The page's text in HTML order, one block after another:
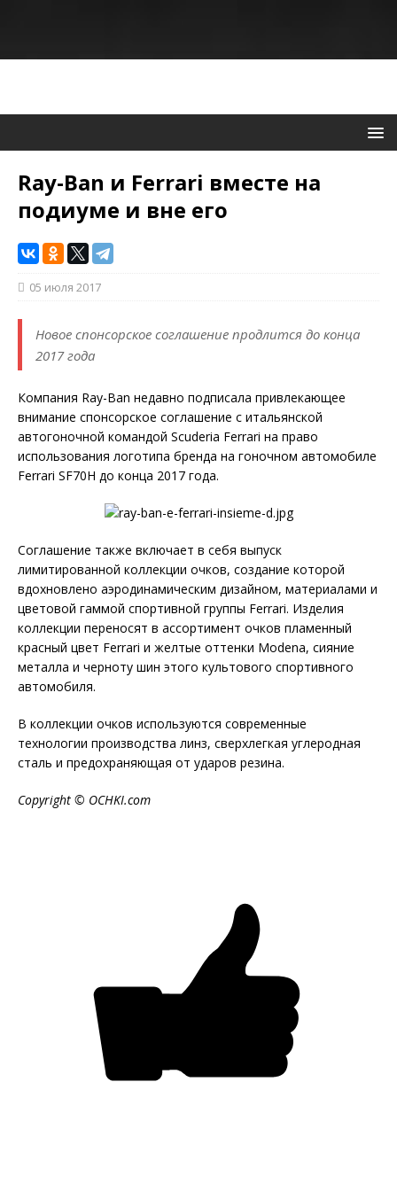
Ray-Ban и Ferrari вместе на
подиуме и вне его
05 июля 2017
Новое спонсорское соглашение продлится до конца
2017 года
Компания Ray-Ban недавно подписала привлекающее
внимание спонсорское соглашение с итальянской
автогоночной командой Scuderia Ferrari на право
использования логотипа бренда на гоночном автомобиле
Ferrari SF70H до конца 2017 года.
Соглашение также включает в себя выпуск
лимитированной коллекции очков, создание которой
вдохновлено аэродинамическим дизайном, материалами и
цветовой гаммой спортивной группы Ferrari. Изделия
коллекции переносят в ассортимент очков пламенный
красный цвет Ferrari и желтые оттенки Modena, сияние
металла и черноту шин этого культового спортивного
автомобиля.
В коллекции очков используются современные
технологии производства линз, сверхлегкая углеродная
сталь и предохраняющая от ударов резина.
Copyright © OCHKI.com